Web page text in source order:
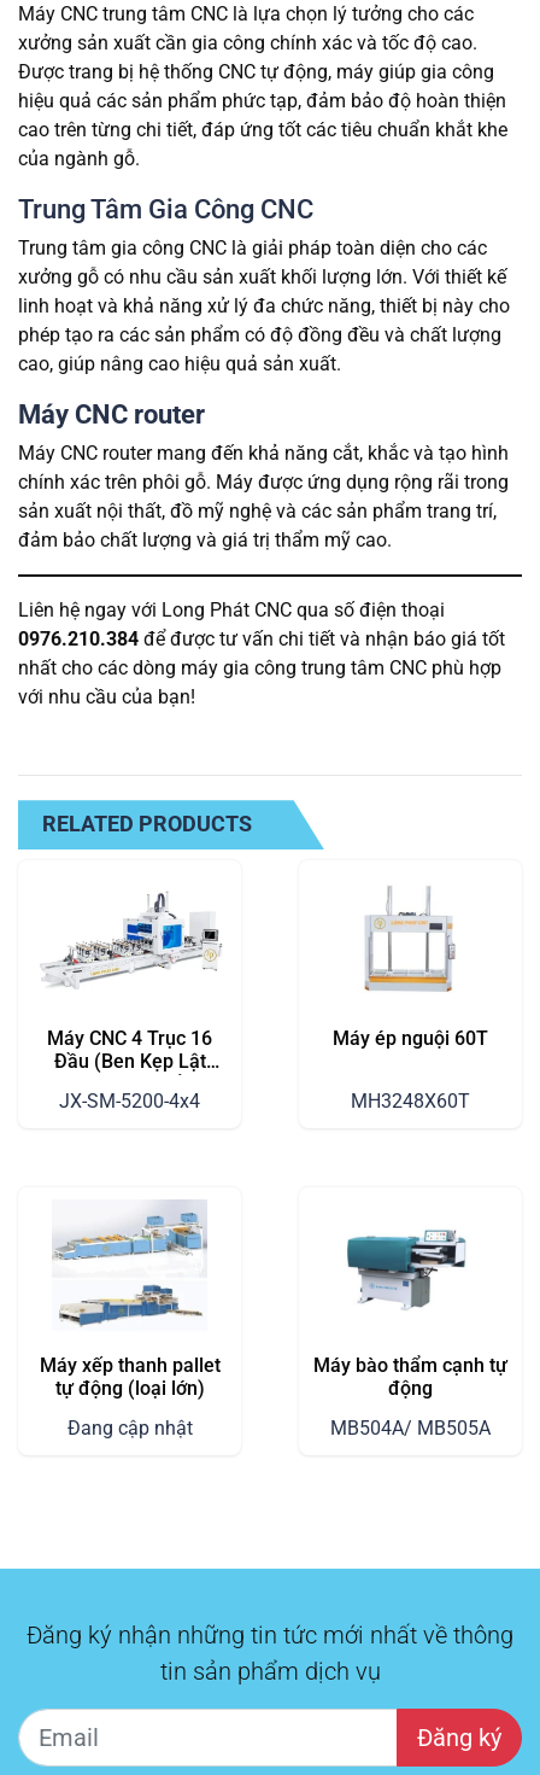
Máy CNC trung tâm CNC là lựa chọn lý tưởng cho các
xưởng sản xuất cần gia công chính xác và tốc độ cao.
Được trang bị hệ thống CNC tự động, máy giúp gia công
hiệu quả các sản phẩm phức tạp, đảm bảo độ hoàn thiện
cao trên từng chi tiết, đáp ứng tốt các tiêu chuẩn khắt khe
của ngành gỗ.
Trung Tâm Gia Công CNC
Trung tâm gia công CNC là giải pháp toàn diện cho các
xưởng gỗ có nhu cầu sản xuất khối lượng lớn. Với thiết kế
linh hoạt và khả năng xử lý đa chức năng, thiết bị này cho
phép tạo ra các sản phẩm có độ đồng đều và chất lượng
cao, giúp nâng cao hiệu quả sản xuất.
Máy CNC router
Máy CNC router mang đến khả năng cắt, khắc và tạo hình
chính xác trên phôi gỗ. Máy được ứng dụng rộng rãi trong
sản xuất nội thất, đồ mỹ nghệ và các sản phẩm trang trí,
đảm bảo chất lượng và giá trị thẩm mỹ cao.
Liên hệ ngay với Long Phát CNC qua số điện thoại
0976.210.384 để được tư vấn chi tiết và nhận báo giá tốt
nhất cho các dòng máy gia công trung tâm CNC phù hợp
với nhu cầu của bạn!
RELATED PRODUCTS
Máy CNC 4 Trục 16
Đầu (Ben Kẹp Lật
Ưu Điểm Nổi Bật
JX-SM-5200-4x4
Máy ép nguội 60T
MH3248X60T
Máy xếp thanh pallet
tự động (loại lớn)
Đang cập nhật
Máy bào thẩm cạnh tự
động
MB504A/ MB505A
Đăng ký nhận những tin tức mới nhất về thông
tin sản phẩm dịch vụ
Đăng ký